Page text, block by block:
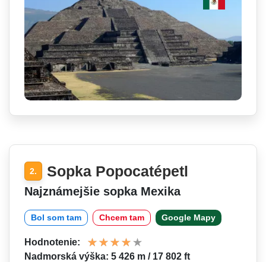
2. Sopka Popocatépetl
Najznámejšie sopka Mexika
Bol som tam Chcem tam Google Mapy
Hodnotenie:
Nadmorská výška: 5 426 m / 17 802 ft